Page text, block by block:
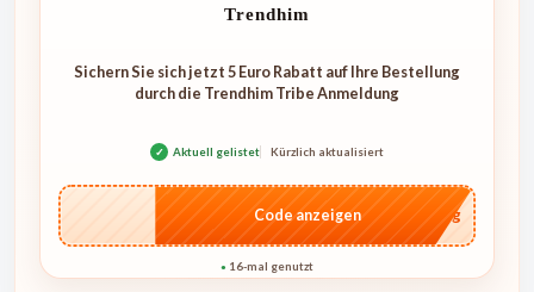
Trendhim
Sichern Sie sich jetzt 5 Euro Rabatt auf Ihre Bestellung
durch die Trendhim Tribe Anmeldung
✓ Aktuell gelistet Kürzlich aktualisiert
…dung
Code anzeigen
● 16-mal genutzt